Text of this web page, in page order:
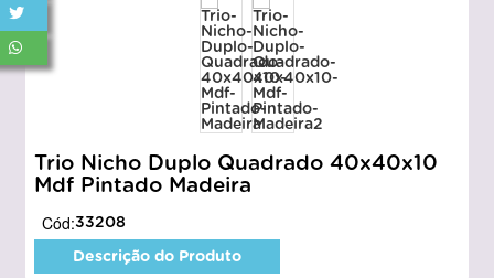
Trio Nicho Duplo Quadrado 40x40x10
Mdf Pintado Madeira
Cód:33208
Descrição do Produto